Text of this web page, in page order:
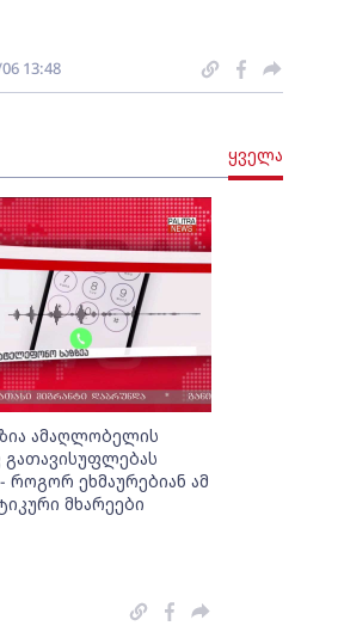
13:48
ყველა
ამაღლობელის
როგორ ეხმაურებიან ამ
მხარეები